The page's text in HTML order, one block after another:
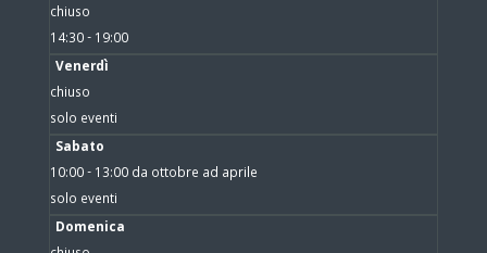
chiuso
14:30 - 19:00
Venerdì
chiuso
solo eventi
Sabato
10:00 - 13:00 da ottobre ad aprile
solo eventi
Domenica